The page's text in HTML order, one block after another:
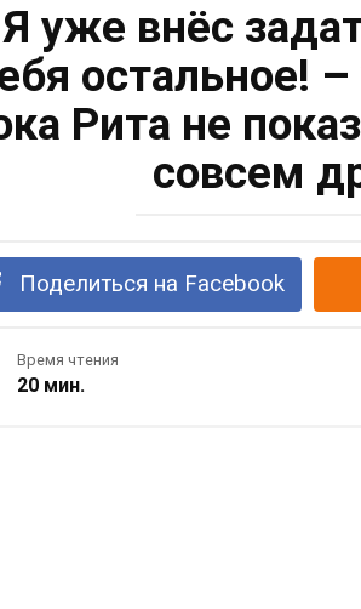
уже внёс
остальное!
Рита не
совсем
Поделиться на Facebook
Время чтения
20 мин.